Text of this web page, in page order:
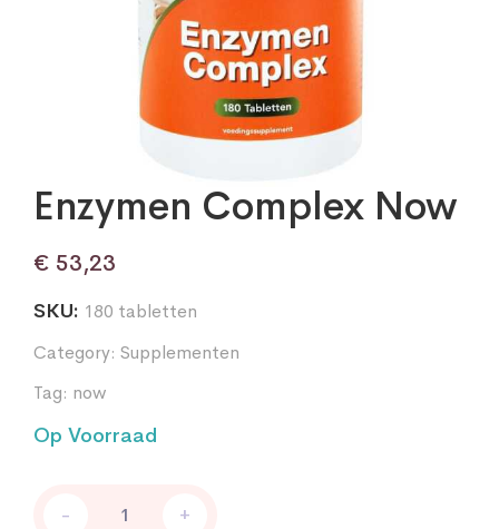
Enzymen Complex Now
€ 53,23
SKU: 180 tabletten
Category: Supplementen
Tag: now
Op Voorraad
Complex
- +